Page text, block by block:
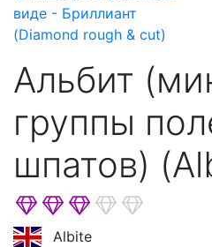
виде - Бриллиант
(Diamond rough & cut)
Альбит
группы
шпатов)
Albite